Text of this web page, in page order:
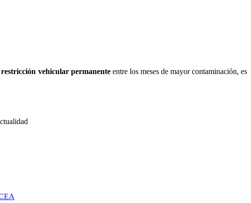
restricción vehicular permanenteentre los meses de mayor contaminación, es